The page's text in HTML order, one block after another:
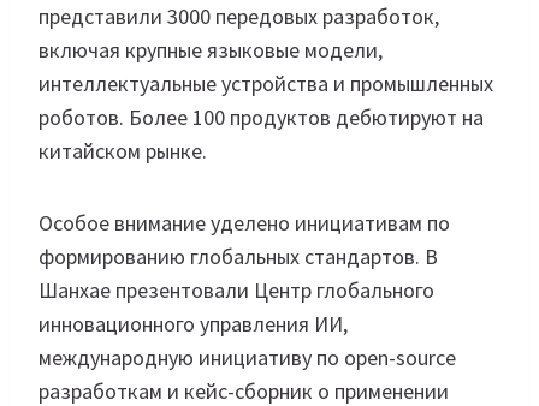
представили 3000 передовых разработок,
включая крупные языковые модели,
интеллектуальные устройства и промышленных
роботов. Более 100 продуктов дебютируют на
китайском рынке.
Особое внимание уделено инициативам по
формированию глобальных стандартов. В
Шанхае презентовали Центр глобального
инновационного управления ИИ,
международную инициативу по open-source
разработкам и кейс-сборник о применении